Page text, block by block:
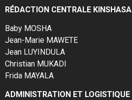
RÉDACTION CENTRALE KINSHASA
Baby MOSHA
Jean-Marie MAWETE
Jean LUYINDULA
Christian MUKADI
Frida MAYALA
ADMINISTRATION ET LOGISTIQUE